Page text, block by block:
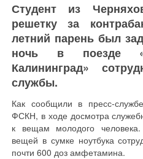
Студент из
решетку за
летний парень был
ночь в поезде
Калининград»
службы.
Как сообщили в пресс-
ФСКН, в ходе досмотра
к вещам молодого
вещей в сумке ноутбука
почти 600 доз амфетамина.